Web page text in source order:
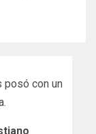
posó con un